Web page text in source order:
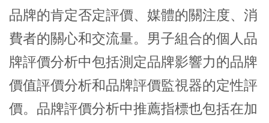
品牌的肯定否定評價、媒體的關注度、消
費者的關心和交流量。男子組合的個人品
牌評價分析中包括測定品牌影響力的品牌
價值評價分析和品牌評價監視器的定性評
價。品牌評價分析中推薦指標也包括在加